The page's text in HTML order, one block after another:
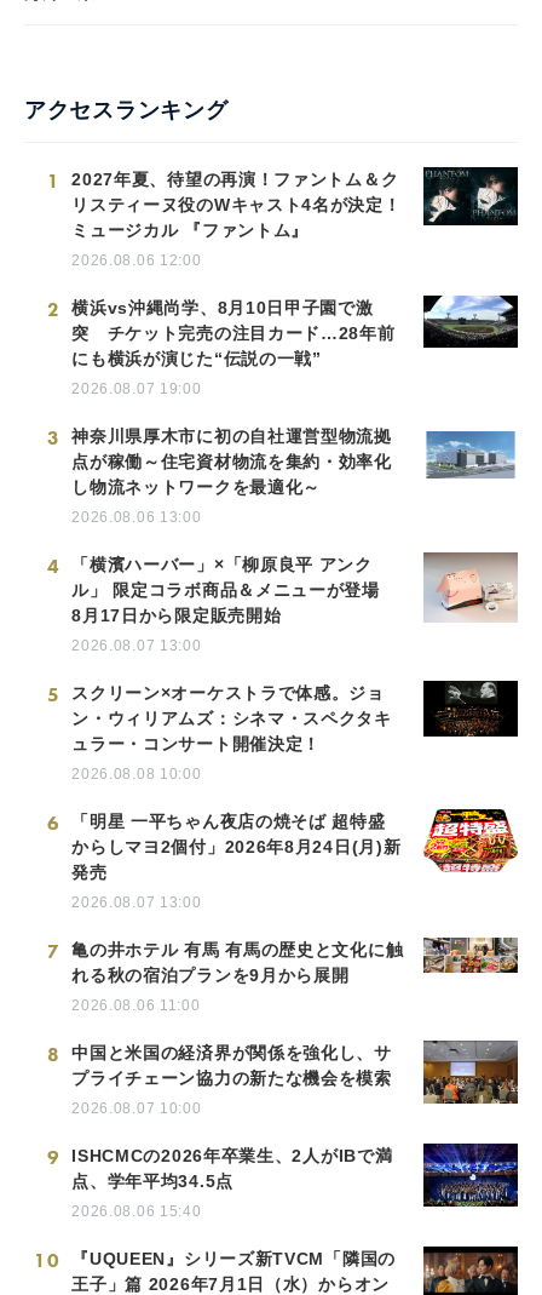
アクセスランキング
1
2027年夏、待望の再演！ファントム＆ク
リスティーヌ役のWキャスト4名が決定！
ミュージカル 『ファントム』
2026.08.06 12:00
2
横浜vs沖縄尚学、8月10日甲子園で激
突 チケット完売の注目カード…28年前
にも横浜が演じた“伝説の一戦”
2026.08.07 19:00
3
神奈川県厚木市に初の自社運営型物流拠
点が稼働～住宅資材物流を集約・効率化
し物流ネットワークを最適化～
2026.08.06 13:00
4
「横濱ハーバー」×「柳原良平 アンク
ル」 限定コラボ商品＆メニューが登場
8月17日から限定販売開始
2026.08.07 13:00
5
スクリーン×オーケストラで体感。ジョ
ン・ウィリアムズ：シネマ・スペクタキ
ュラー・コンサート開催決定！
2026.08.08 10:00
6
「明星 一平ちゃん夜店の焼そば 超特盛
からしマヨ2個付」2026年8月24日(月)新
発売
2026.08.07 13:00
7
亀の井ホテル 有馬 有馬の歴史と文化に触
れる秋の宿泊プランを9月から展開
2026.08.06 11:00
8
中国と米国の経済界が関係を強化し、サ
プライチェーン協力の新たな機会を模索
2026.08.07 10:00
9
ISHCMCの2026年卒業生、2人がIBで満
点、学年平均34.5点
2026.08.06 15:40
10
『UQUEEN』シリーズ新TVCM「隣国の
王子」篇 2026年7月1日（水）からオン